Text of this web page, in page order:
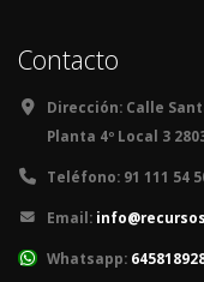
Contacto
Dirección: Calle
Planta 4º Local 3
Teléfono: 91 111 54
Email:
Whatsapp: